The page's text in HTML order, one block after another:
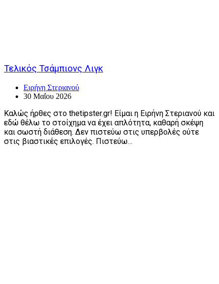
Τελικός Τσάμπιονς Λιγκ
Ειρήνη Στεριανού
30 Μαΐου 2026
Καλώς ήρθες στο thetipster.gr! Είμαι η Ειρήνη Στεριανού και
εδώ θέλω το στοίχημα να έχει απλότητα, καθαρή σκέψη
και σωστή διάθεση. Δεν πιστεύω στις υπερβολές ούτε
στις βιαστικές επιλογές. Πιστεύω…